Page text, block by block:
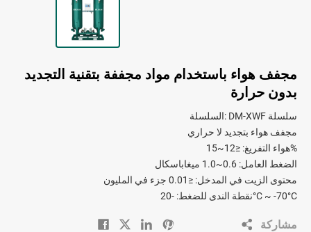
مجفف هواء باستخدام مواد مجففة بتقنية التجديد
بدون حرارة
السلسلة: DM-XWF سلسلة
مجفف هواء بتجديد لا حراري
هواء التفريغ: ≤12~15%
الضغط العامل: 0.6~1.0 ميغاباسكال
محتوى الزيت في المدخل: ≤0.01 جزء في المليون
نقطة الندى للضغط: -20°C ~ -70°C
مشاركة